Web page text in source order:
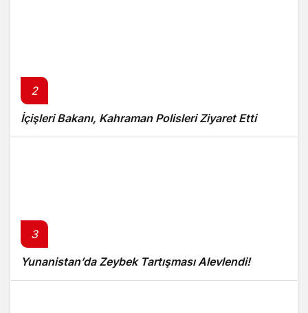
2
İçişleri Bakanı, Kahraman Polisleri Ziyaret Etti
3
Yunanistan’da Zeybek Tartışması Alevlendi!